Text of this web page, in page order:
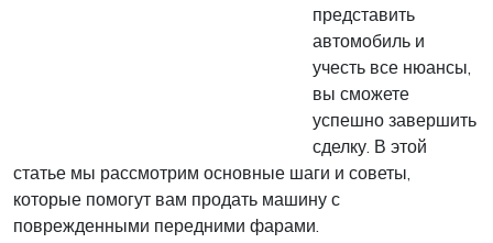
представить
автомобиль и
учесть все нюансы,
вы сможете
успешно завершить
сделку. В этой
статье мы рассмотрим основные шаги и советы,
которые помогут вам продать машину с
поврежденными передними фарами.